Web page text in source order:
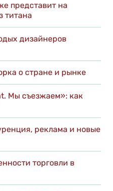
представит на
титана
дизайнеров
о стране и рынке
Мы съезжаем»: как
реклама и новые
торговли в